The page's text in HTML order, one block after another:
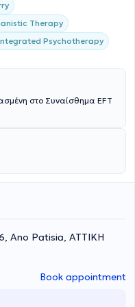
Therapy
Psychotherapy
στο Συναίσθημα EFT
Ano Patisia, ΑΤΤΙΚΗ
Book appointment